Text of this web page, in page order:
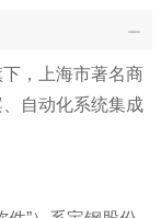
，上海市著名商
自动化系统集成